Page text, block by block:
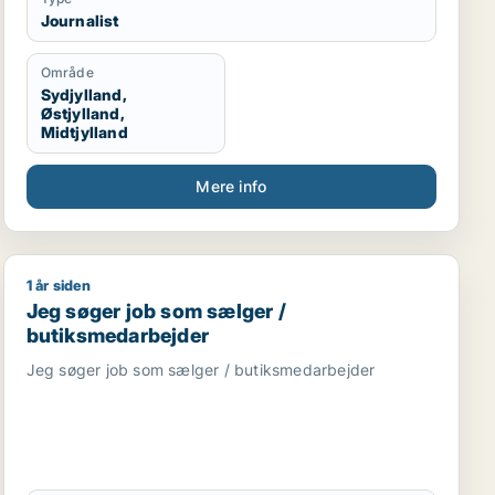
Journalist
Område
Sydjylland,
Østjylland,
Midtjylland
Mere info
/ receptionist
medarbejder
Jeg søger job som sælger / butiksmedarbejder
1 år siden
Jeg søger job som sælger /
butiksmedarbejder
Jeg søger job som sælger / butiksmedarbejder